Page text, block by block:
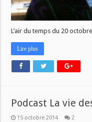
L’air du temps du 20
Lire plus
Podcast La vie
15 octobre 2014 2